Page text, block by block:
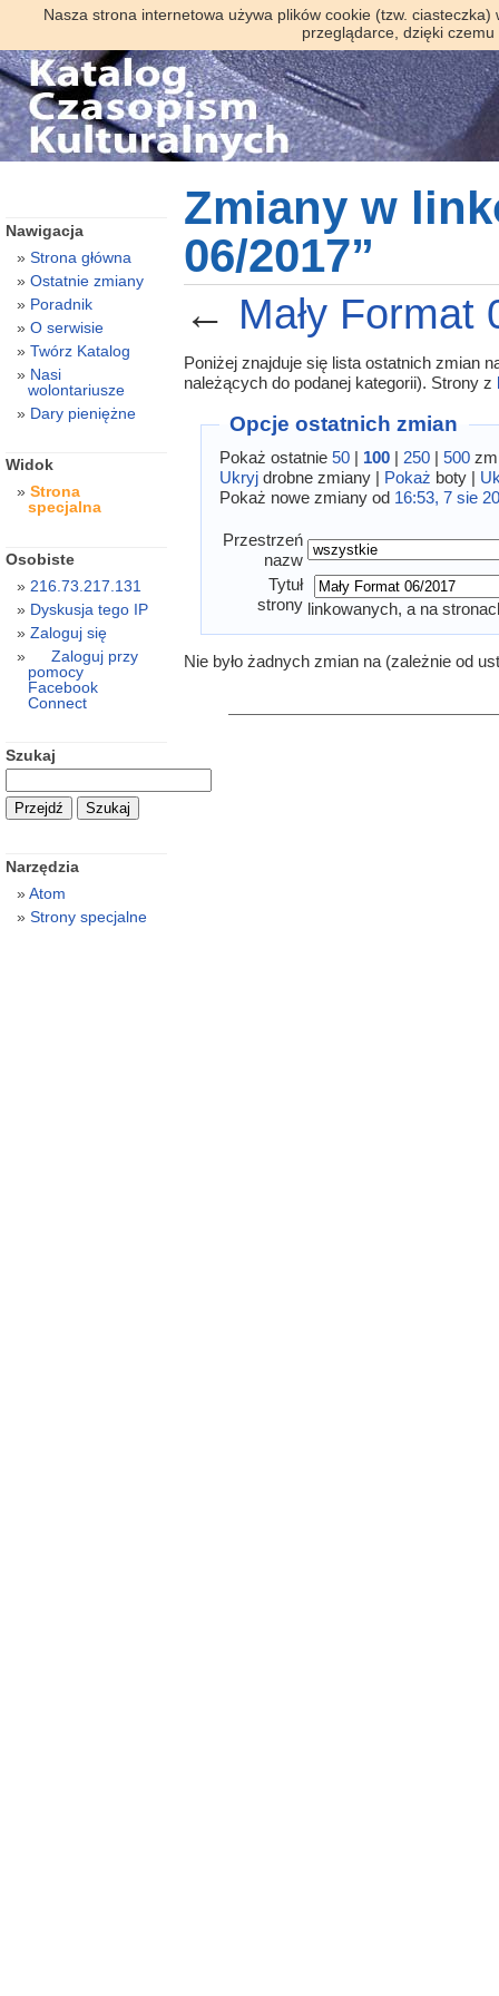
Nasza strona internetowa używa plików cookie (tzw.
przeglądarce, dzięki
Zmiany w
06/2017”
← Mały Format
Poniżej znajduje się lista ostatnich zmian
należących do podanej kategorii). Strony z
Opcje ostatnich zmian
Pokaż ostatnie 50| 100| 250| 500
Ukryjdrobne zmiany | Pokaż boty |
Pokaż nowe zmiany od 16:53, 7 sie
Przestrzeń
nazw
Tytuł
strony linkowanych, a na
Nie było żadnych zmian na (zależnie od
Nawigacja
Strona główna
Ostatnie zmiany
Poradnik
O serwisie
Twórz Katalog
Nasi
wolontariusze
Dary pieniężne
Widok
Strona
specjalna
Osobiste
216.73.217.131
Dyskusja tego IP
Zaloguj się
Zaloguj przy
pomocy
Facebook
Connect
Szukaj
Narzędzia
Atom
Strony specjalne